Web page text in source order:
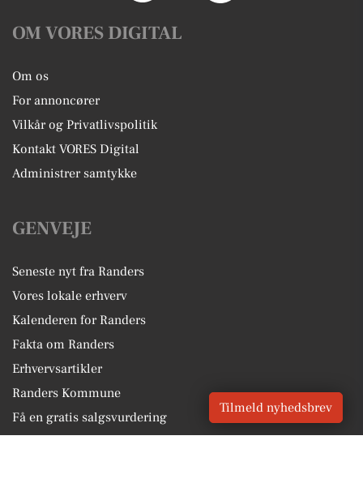
OM VORES DIGITAL
Om os
For annoncører
Vilkår og Privatlivspolitik
Kontakt VORES Digital
Administrer samtykke
GENVEJE
Seneste nyt fra Randers
Vores lokale erhverv
Kalenderen for Randers
Fakta om Randers
Erhvervsartikler
Randers Kommune
Få en gratis salgsvurdering
Tilmeld nyhedsbrev